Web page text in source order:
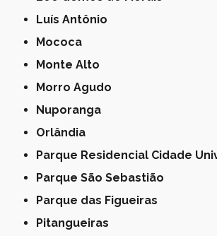
Luís Antônio
Mococa
Monte Alto
Morro Agudo
Nuporanga
Orlândia
Parque Residencial Cidade
Parque São Sebastião
Parque das Figueiras
Pitangueiras